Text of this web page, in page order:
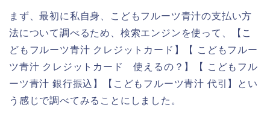
まず、最初に私自身、こどもフルーツ青汁の支払い方
法について調べるため、検索エンジンを使って、【こ
どもフルーツ青汁 クレジットカード】【 こどもフルー
ツ青汁 クレジットカード 使えるの？】【 こどもフル
ーツ青汁 銀行振込】【こどもフルーツ青汁 代引】とい
う感じで調べてみることにしました。